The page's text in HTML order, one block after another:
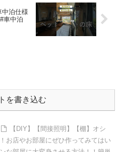
中泊仕様
車中泊
を書き込む
【DIY】【間接照明】【棚】オシ
お店やお部屋にぜひ作ってみてはい